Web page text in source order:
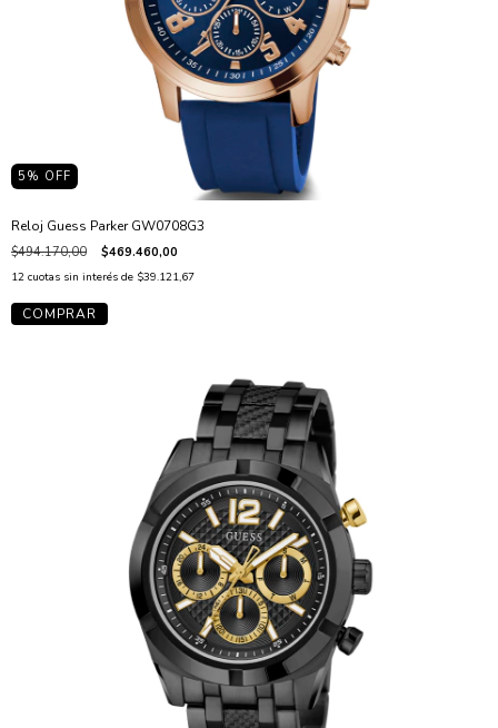
5 % OFF
Reloj Guess Parker GW0708G3
$494.170,00 $469.460,00
12 cuotas sin interés de $39.121,67